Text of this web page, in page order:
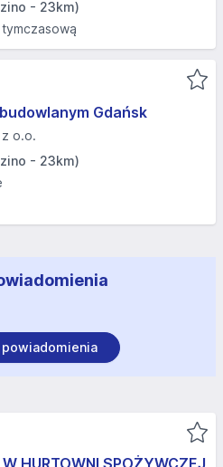
- 23km)
Gdańsk
o.o.
- 23km)
powiadomienia
HURTOWNI SPOŻYWCZEJ